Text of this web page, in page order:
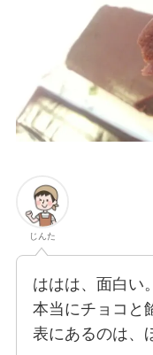
じんた
ははは、面白い。
本当にチョコと
表にあるのは、